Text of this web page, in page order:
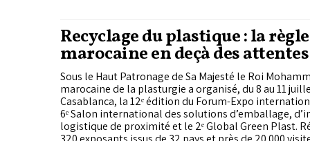
supportées par les commerçants.
Recyclage du plastique : la
marocaine en deçà des
industriels (Fédération)
Sous le Haut Patronage de Sa Majesté le Roi
marocaine de la plasturgie a organisé, du 8 au 11
Casablanca, la 12ᵉ édition du Forum-Expo
6ᵉ Salon international des solutions d’emballage,
logistique de proximité et le 2ᵉ Global Green Plast.